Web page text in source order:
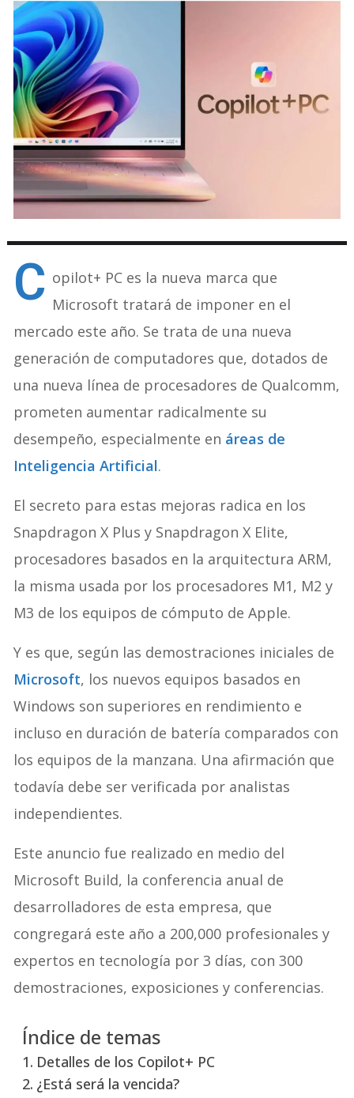
C opilot+ PC es la nueva marca que
Microsoft tratará de imponer en el
mercado este año. Se trata de una nueva
generación de computadores que, dotados de
una nueva línea de procesadores de Qualcomm,
prometen aumentar radicalmente su
desempeño, especialmente en áreas de
Inteligencia Artificial.
El secreto para estas mejoras radica en los
Snapdragon X Plus y Snapdragon X Elite,
procesadores basados en la arquitectura ARM,
la misma usada por los procesadores M1, M2 y
M3 de los equipos de cómputo de Apple.
Y es que, según las demostraciones iniciales de
Microsoft, los nuevos equipos basados en
Windows son superiores en rendimiento e
incluso en duración de batería comparados con
los equipos de la manzana. Una afirmación que
todavía debe ser verificada por analistas
independientes.
Este anuncio fue realizado en medio del
Microsoft Build, la conferencia anual de
desarrolladores de esta empresa, que
congregará este año a 200,000 profesionales y
expertos en tecnología por 3 días, con 300
demostraciones, exposiciones y conferencias.
Índice de temas
Detalles de los Copilot+ PC
¿Está será la vencida?